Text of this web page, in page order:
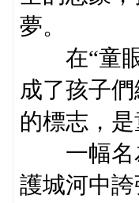
夢。
在“童眼
成了孩子
的標志，是
一幅名為
護城河中